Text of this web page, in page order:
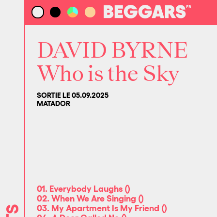
DAVID BYRNE
Who is the Sky
SORTIE LE 05.09.2025
MATADOR
01. Everybody Laughs ()
02. When We Are Singing ()
03. My Apartment Is My Friend ()